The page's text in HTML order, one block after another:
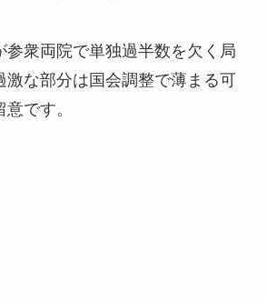
参衆両院で単独過半数を欠く局
激な部分は国会調整で薄まる可
です。